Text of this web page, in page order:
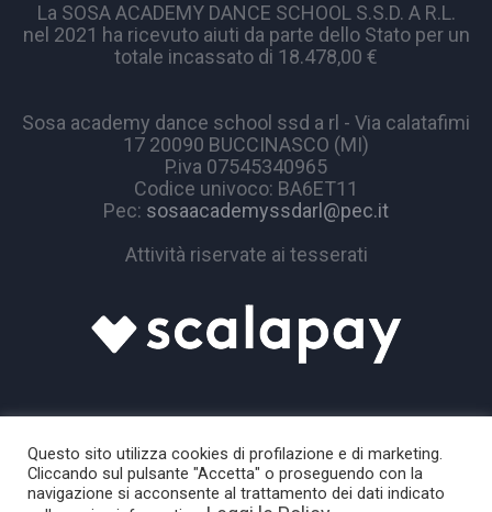
La SOSA ACADEMY DANCE SCHOOL S.S.D. A R.L.
nel 2021 ha ricevuto aiuti da parte dello Stato per un
totale incassato di 18.478,00 €
Sosa academy dance school ssd a rl - Via calatafimi
17 20090 BUCCINASCO (MI)
P.iva 07545340965
Codice univoco: BA6ET11
Pec: sosaacademyssdarl@pec.it
Attività riservate ai tesserati
Questo sito utilizza cookies di profilazione e di marketing.
Cliccando sul pulsante "Accetta" o proseguendo con la
navigazione si acconsente al trattamento dei dati indicato